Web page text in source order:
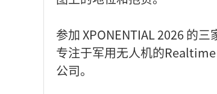
参加 XPONENTIAL 2026 的
专注于军用无人机的
公司。